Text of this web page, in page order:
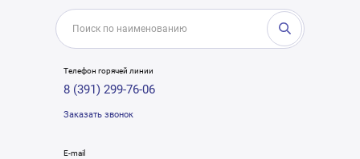
Телефон горячей линии
8 (391) 299-76-06
Заказать звонок
E-mail